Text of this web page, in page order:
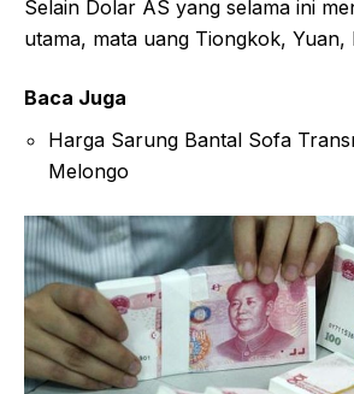
Selain Dolar AS yang selama ini
utama, mata uang Tiongkok, Yuan,
Baca Juga
Harga Sarung Bantal Sofa
Melongo